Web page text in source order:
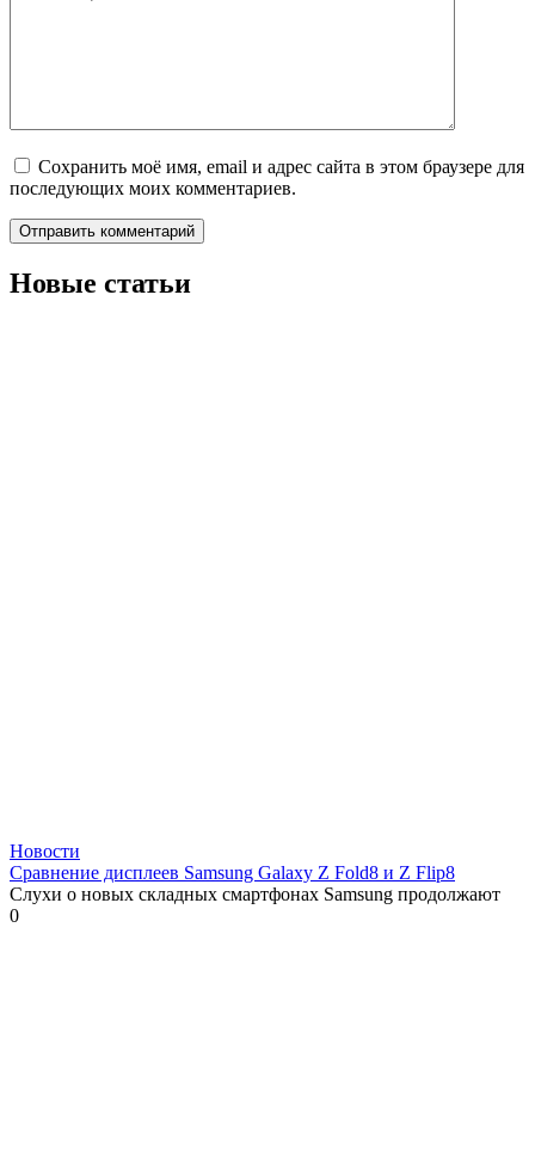
Сохранить моё имя, email и адрес сайта в этом браузере для
последующих моих комментариев.
Новые статьи
Новости
Сравнение дисплеев Samsung Galaxy Z Fold8 и Z Flip8
Слухи о новых складных смартфонах Samsung продолжают
0